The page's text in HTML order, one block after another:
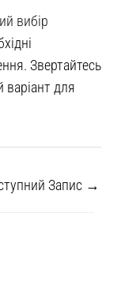
вибір
Звертайтесь
для
Запис →